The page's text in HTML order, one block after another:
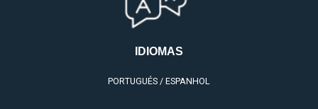
IDIOMAS
PORTUGUÉS / ESPANHOL